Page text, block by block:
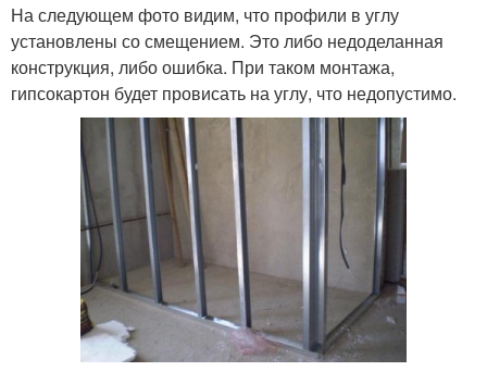
На следующем фото видим, что профили в углу
установлены со смещением. Это либо недоделанная
конструкция, либо ошибка. При таком монтажа,
гипсокартон будет провисать на углу, что недопустимо.